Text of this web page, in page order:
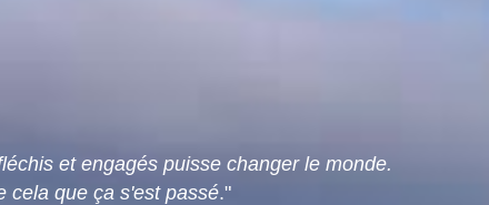
et engagés puisse changer le monde.
cela que ça s'est passé."